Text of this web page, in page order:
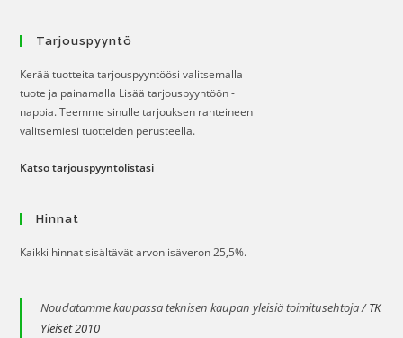
Tarjouspyyntö
Kerää tuotteita tarjouspyyntöösi valitsemalla
tuote ja painamalla Lisää tarjouspyyntöön -
nappia. Teemme sinulle tarjouksen rahteineen
valitsemiesi tuotteiden perusteella.
Katso tarjouspyyntölistasi
Hinnat
Kaikki hinnat sisältävät arvonlisäveron 25,5%.
Noudatamme kaupassa teknisen kaupan yleisiä toimitusehtoja /TK
Yleiset 2010